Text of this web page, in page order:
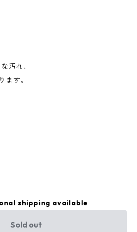
汚れ、
ます。
shipping available
Sold out